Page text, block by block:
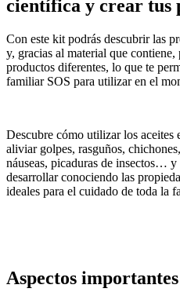
científica y crear tus
Con este kit podrás descubrir las
y, gracias al material que
productos diferentes, lo que te
familiar SOS para utilizar en el
Descubre cómo utilizar los aceites
aliviar golpes, rasguños,
náuseas, picaduras de insectos…
desarrollar conociendo las
ideales para el cuidado de toda la
Aspectos